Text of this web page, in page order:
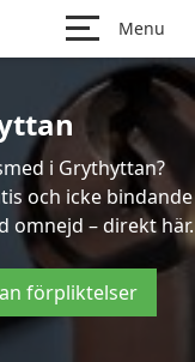
Menu
i Grythyttan?
och icke bindande
omnejd – direkt här.
förpliktelser